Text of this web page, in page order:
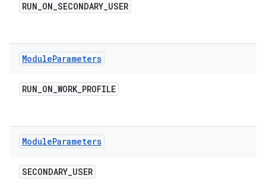
RUN_ON_SECONDARY_USER
ModuleParameters
RUN_ON_WORK_PROFILE
ModuleParameters
SECONDARY_USER